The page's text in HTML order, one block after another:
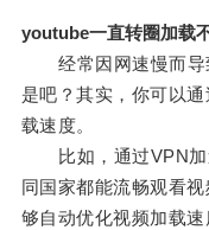
youtube一直转圈加载
经常因网速慢而导
是吧？其实，你可以
载速度。
比如，通过VPN加
同国家都能流畅观看
够自动优化视频加载速